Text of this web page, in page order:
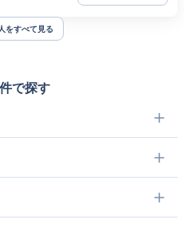
をすべて見る
で探す